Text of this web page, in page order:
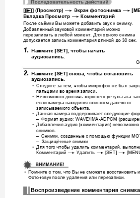
p ] (Просмотр) * Экран фотоснимка *
Вкладка Просмотр * Комментарий
После съёмки Вы можете добавить звук к снимку.
Добавленный звуковой комментарий можно
перезаписать в любой момент Для одного снимка
допускается запись комментария длиной до 30 сек.
1. Нажмите [SET], чтобы начать
аудиозапись
2. Нажмите [SET] снова чтобы остановить
аудиозапись.
• Следите за тем, чтобы микрофон не был
пальцами во время записи.
•
Н евозможно достичь хорошего результата
если камера находится слишком далеко от
записываемого объекта
• Данная камера поддерживает следующие
– Формат аудио: WAVE/IMA-ADPCM (
• Добавления аудио (комментария) невозможно
снимков.
–
Снимки , созданные с помощью функции
–
Защищённые снимки
• Для того чтобы удалить комментарий,
Комментарий * Удалить * [SET] *
• Помните о том, что Вы не сможете восстановить
Фото+звук после удаления или перезаписи.
Воспроизведение комментария снимка